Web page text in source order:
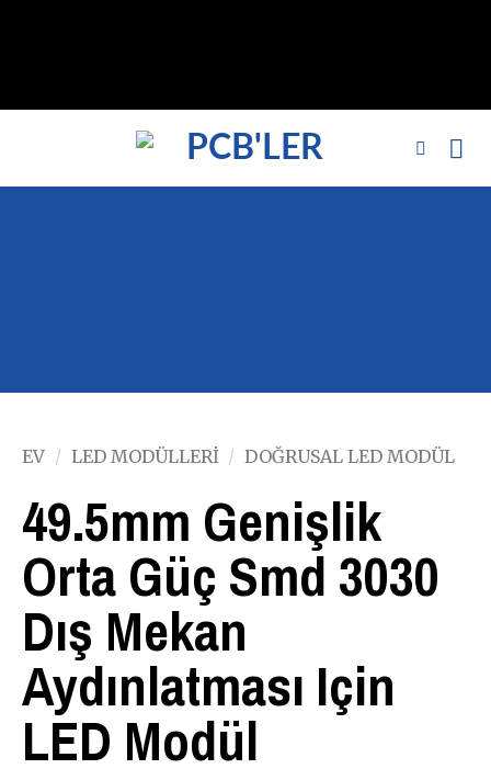
EV / LED MODÜLLERI / DOĞRUSAL LED MODÜL
49.5mm Genişlik
Orta Güç Smd 3030
Dış Mekan
Aydınlatması Için
LED Modül